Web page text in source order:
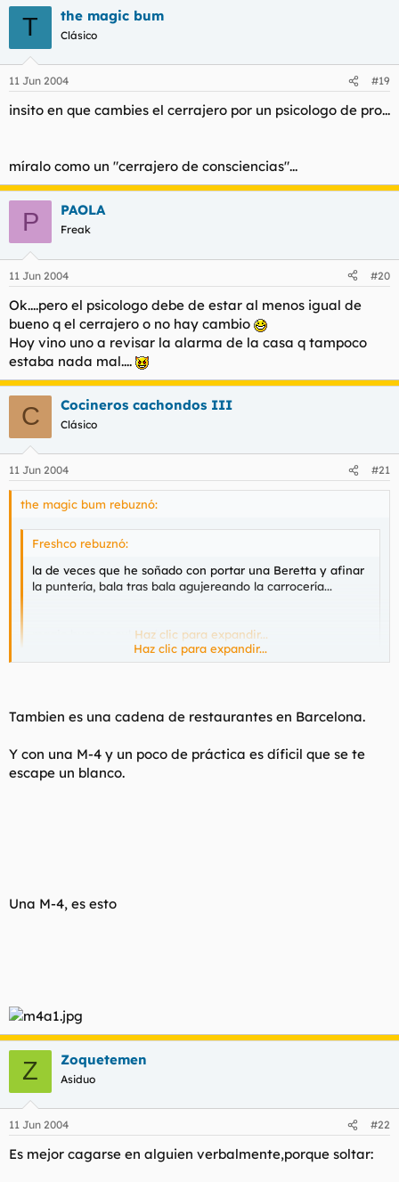
T the magic bum
Clásico
11 Jun 2004 #19
insito en que cambies el cerrajero por un psicologo de pro...
míralo como un "cerrajero de consciencias"...
P PAOLA
Freak
11 Jun 2004 #20
Ok....pero el psicologo debe de estar al menos igual de
bueno q el cerrajero o no hay cambio
Hoy vino uno a revisar la alarma de la casa q tampoco
estaba nada mal....
C Cocineros cachondos III
Clásico
11 Jun 2004 #21
the magic bum rebuznó:
Freshco rebuznó:
la de veces que he soñado con portar una Beretta y afinar
la puntería, bala tras bala agujereando la carrocería...
magic bum es culo mágico?Haz clic para expandir...
es similar y sólo tu la sabes...
es Freshco una marca de Congelados de Trucha????
Haz clic para expandir...
Tambien es una cadena de restaurantes en Barcelona.
Y con una M-4 y un poco de práctica es díficil que se te
escape un blanco.
Una M-4, es esto
Z Zoquetemen
Asiduo
11 Jun 2004 #22
Es mejor cagarse en alguien verbalmente,porque soltar: